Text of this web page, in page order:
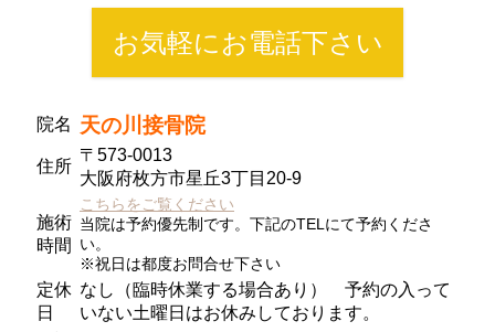
お気軽にお電話下さい
院名 天の川接骨院
住所
〒573-0013
大阪府枚方市星丘3丁目20-9
施術
時間
こちらをご覧ください
当院は予約優先制です。下記のTELにて予約くださ
い。
※祝日は都度お問合せ下さい
定休
日
なし（臨時休業する場合あり） 予約の入って
いない土曜日はお休みしております。